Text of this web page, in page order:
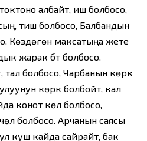
албайт, иш болбосо,
тиш болбосо, Балбандын
Көздөгөн максатыңа жете
жарак бүт болбосо.
болбосо, Чарбанын көркү
көркү болбойт, кал
конот көл болбосо,
болбосо. Арчанын саясы
куш кайда сайрайт, бак